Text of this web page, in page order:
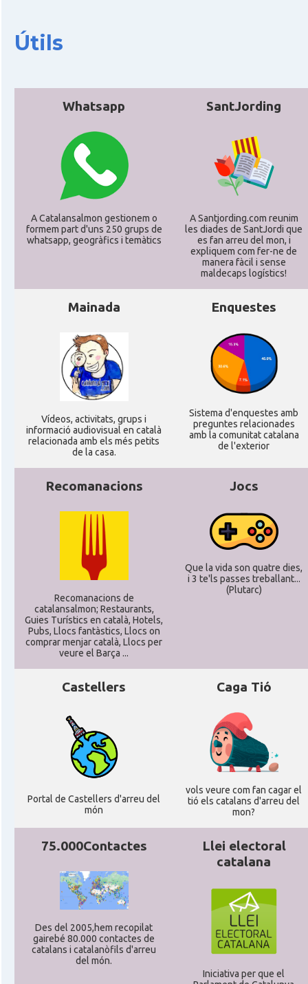
Útils
Whatsapp
A Catalansalmon gestionem o
formem part d'uns 250 grups de
whatsapp, geogràfics i temàtics
SantJording
A Santjording.com reunim
les diades de SantJordi que
es fan arreu del mon, i
expliquem com fer-ne de
manera fàcil i sense
maldecaps logí­stics!
Mainada
Ví­deos, activitats, grups i
informació audiovisual en català
relacionada amb els més petits
de la casa.
Enquestes
Sistema d'enquestes amb
preguntes relacionades
amb la comunitat catalana
de l'exterior
Recomanacions
Recomanacions de
catalansalmon; Restaurants,
Guies Turístics en català, Hotels,
Pubs, Llocs fantàstics, Llocs on
comprar menjar català, Llocs per
veure el Barça ...
Jocs
Que la vida son quatre dies,
i 3 te'ls passes treballant...
(Plutarc)
Castellers
Portal de Castellers d'arreu del
món
Caga Tió
vols veure com fan cagar el
tió els catalans d'arreu del
mon?
75.000Contactes
Des del 2005,hem recopilat
gairebé 80.000 contactes de
catalans i catalanòfils d'arreu
del món.
Llei electoral
catalana
Iniciativa per que el